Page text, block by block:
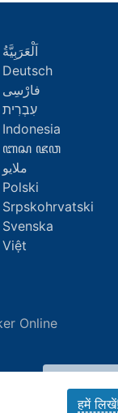
اَلْعَرَبِيَّةُ
Deutsch
فارْسِى
עִבְרִית
Indonesia
ꦧꦱ ꦗꦮ
ملايو
Polski
Srpskohrvatski
Svenska
Việt
Online
हमें